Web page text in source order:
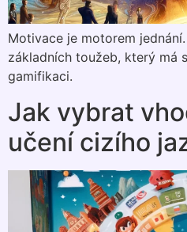
Motivace je motorem
základních toužeb, který má
gamifikaci.
Jak vybrat
učení cizího